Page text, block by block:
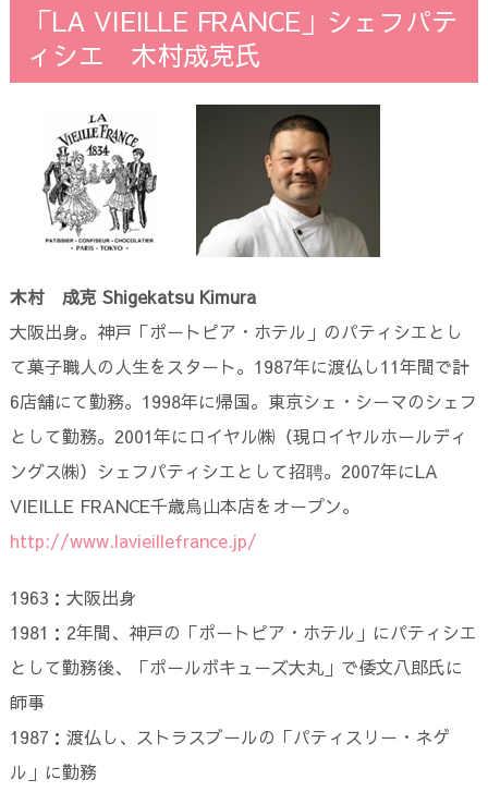
「LA VIEILLE FRANCE」シェフパテ
ィシエ 木村成克氏
木村 成克 Shigekatsu Kimura
大阪出身。神戸「ポートピア・ホテル」のパティシエとし
て菓子職人の人生をスタート。1987年に渡仏し11年間で計
6店舗にて勤務。1998年に帰国。東京シェ・シーマのシェフ
として勤務。2001年にロイヤル㈱（現ロイヤルホールディ
ングス㈱）シェフパティシエとして招聘。2007年にLA
VIEILLE FRANCE千歳烏山本店をオープン。
http://www.lavieillefrance.jp/
1963：大阪出身
1981：2年間、神戸の「ポートピア・ホテル」にパティシエ
として勤務後、「ポールボキューズ大丸」で倭文八郎氏に
師事
1987：渡仏し、ストラスブールの「パティスリー・ネゲ
ル」に勤務